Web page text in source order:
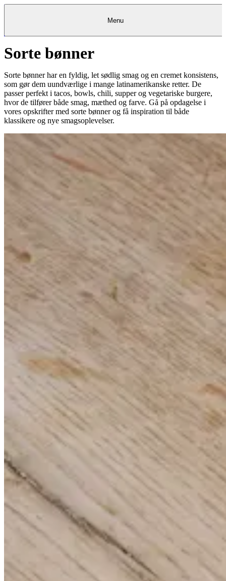
Kantine Kantine
FrokostordningFrokostordning
MadkurserMadkurser&&Teambuilding Teambuilding
& Teambuilding
OpskrifterOpskrifterOpskrifter
Restauranter
Bagerier
DetailDetailDetail
ProjekterProjekter& &rådgivningrådgivningProjekter &
rådgivning
Eventkalender EventkalenderEventkalender
Køb Køb gavekort
KundeserviceKundeservice
Log indMit Meyers
Menu
Sorte bønner
Sorte bønner har en fyldig, let sødlig smag og en cremet konsistens,
som gør dem uundværlige i mange latinamerikanske retter. De
passer perfekt i tacos, bowls, chili, supper og vegetariske burgere,
hvor de tilfører både smag, mæthed og farve. Gå på opdagelse i
vores opskrifter med sorte bønner og få inspiration til både
klassikere og nye smagsoplevelser.